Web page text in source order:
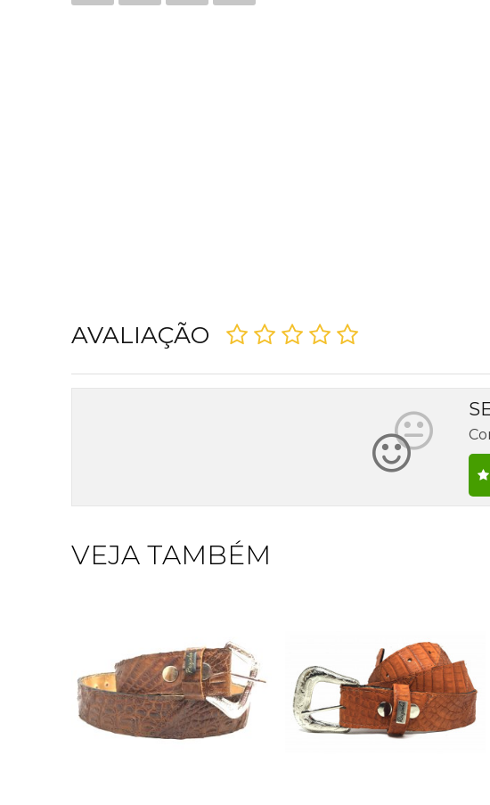
AVALIAÇÃO
VEJA TAMBÉM